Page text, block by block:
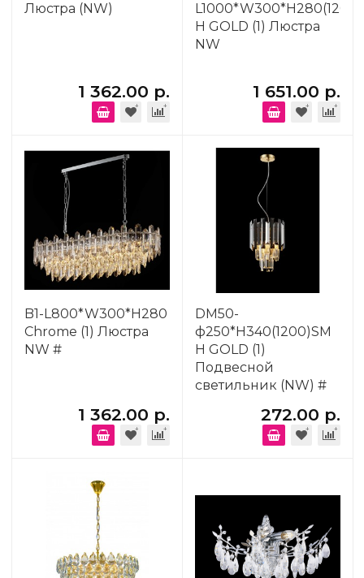
Люстра (NW)
1 362.00 р.
L1000*W300*H280(1200)
H GOLD (1) Люстра
NW
1 651.00 р.
B1-L800*W300*H280
Chrome (1) Люстра
NW #
1 362.00 р.
DM50-
ф250*H340(1200)SM
H GOLD (1)
Подвесной
светильник (NW) #
272.00 р.